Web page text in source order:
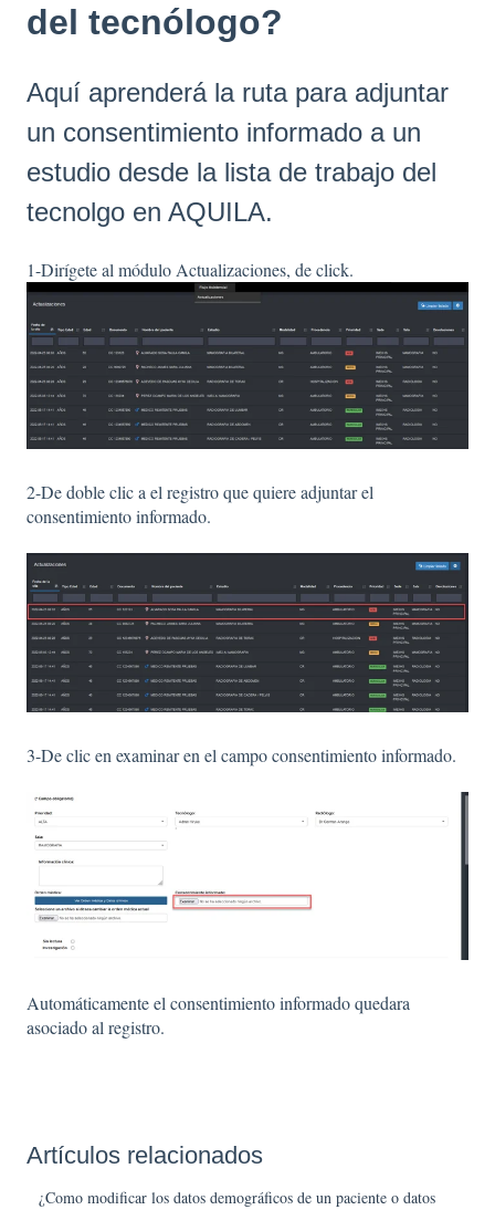
del tecnólogo?
Aquí aprenderá la ruta para adjuntar
un consentimiento informado a un
estudio desde la lista de trabajo del
tecnolgo en AQUILA.
1-Dirígete al módulo Actualizaciones, de click.
2-De doble clic a el registro que quiere adjuntar el
consentimiento informado.
3-De clic en examinar en el campo consentimiento informado.
Automáticamente el consentimiento informado quedara
asociado al registro.
Artículos relacionados
¿Como modificar los datos demográficos de un paciente o datos